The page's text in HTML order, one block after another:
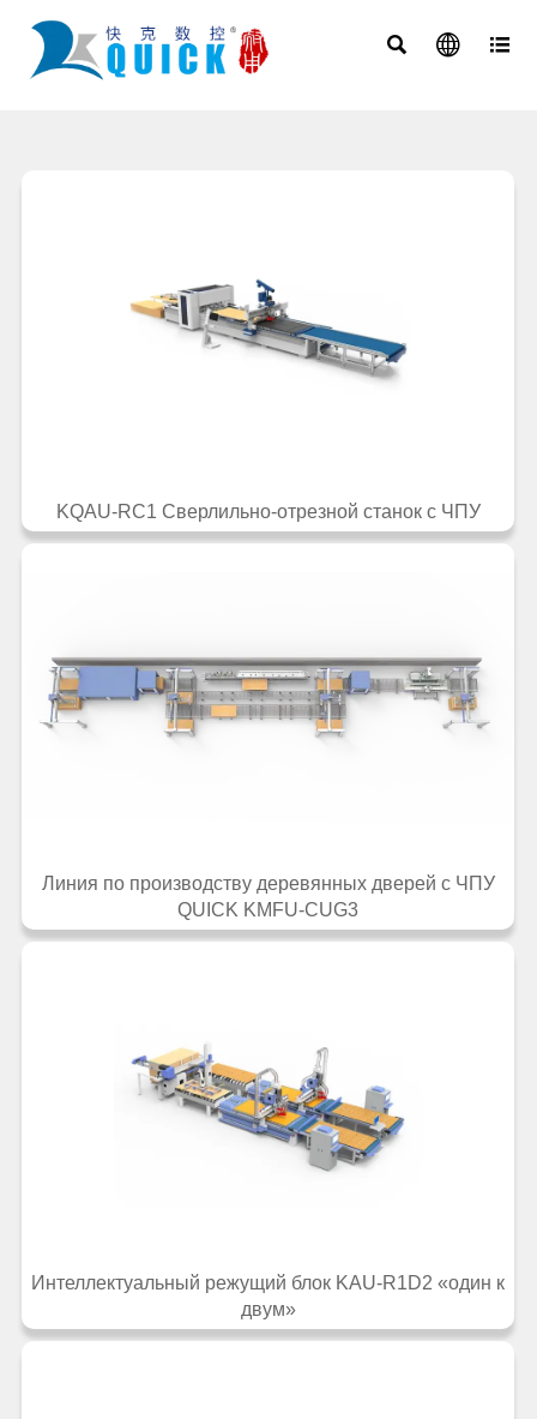
  
KQAU-RC1 Сверлильно-отрезной станок с ЧПУ
Линия по производству деревянных дверей с ЧПУ
QUICK KMFU-CUG3
Интеллектуальный режущий блок KAU-R1D2 «один к
двум»